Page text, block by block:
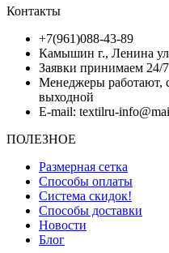
Контакты
+7(961)088-43-89
Камышин г., Ленина
Заявки принимаем 24/7
Менеджеры работают,
выходной
E-mail: textilru-
ПОЛЕЗНОЕ
Размерная сетка
Способы оплаты
Система скидок!
Способы доставки
Новости
Блог